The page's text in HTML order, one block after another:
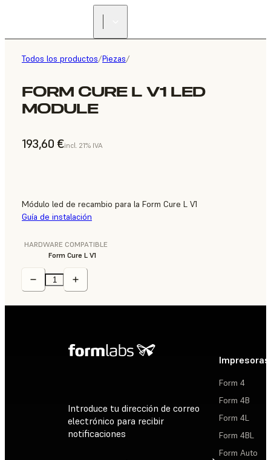
Todos los productos/Piezas/
FORM CURE L V1 LED
MODULE
193,60 €incl. 21% IVA
Módulo led de recambio para la Form Cure L V1
Guía de instalación
HARDWARE COMPATIBLE
Form Cure L V1
Introduce tu dirección de correo
electrónico para recibir
notificaciones
Impresoras
Form 4
Form 4B
Form 4L
Form 4BL
Form Auto